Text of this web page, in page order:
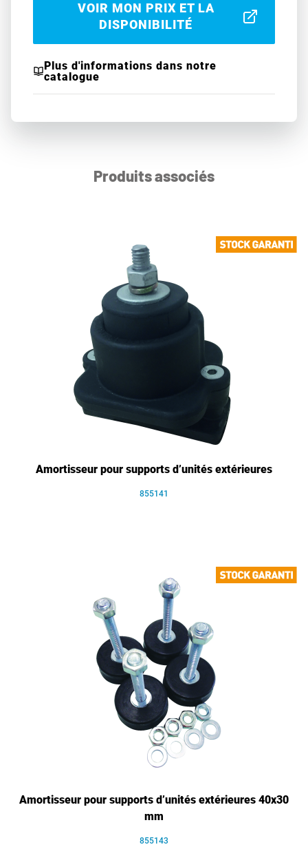
VOIR MON PRIX ET LA
DISPONIBILITÉ
Plus d'informations dans notre
catalogue
Produits associés
Amortisseur pour supports d’unités extérieures
855141
Amortisseur pour supports d’unités extérieures 40x30
mm
855143